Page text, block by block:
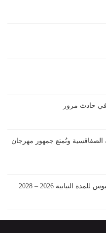
حادث مرور
الصفاقسية وتُمتع جمهور مهرجان
2026 – 2028